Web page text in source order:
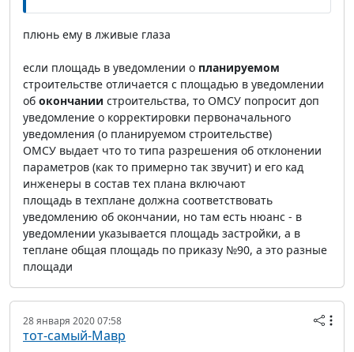
плюнь ему в лживые глаза
если площадь в уведомлении о планируемом
строительстве отличается с площадью в уведомлении
об окончании строительства, то ОМСУ попросит доп
уведомление о корректировки первоначального
уведомления (о планируемом строительстве)
ОМСУ выдает что то типа разрешения об отклонении
параметров (как то примерно так звучит) и его кад
инженеры в состав тех плана включают
площадь в техплане должна соответствовать
уведомлению об окончании, но там есть нюанс - в
уведомлении указывается площадь застройки, а в
теплане общая площадь по приказу №90, а это разные
площади
28 января 2020 07:58
тот-самый-Мавр